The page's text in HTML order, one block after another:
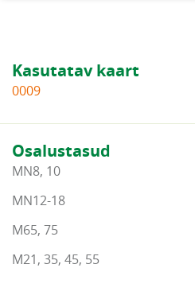
Kasutatav kaart
0009
Osalustasud
MN8, 10
MN12-18
M65, 75
M21, 35, 45, 55